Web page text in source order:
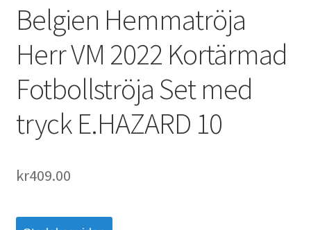
Belgien Hemmatröja
Herr VM 2022 Kortärmad
Fotbollströja Set med
tryck E.HAZARD 10
kr409.00